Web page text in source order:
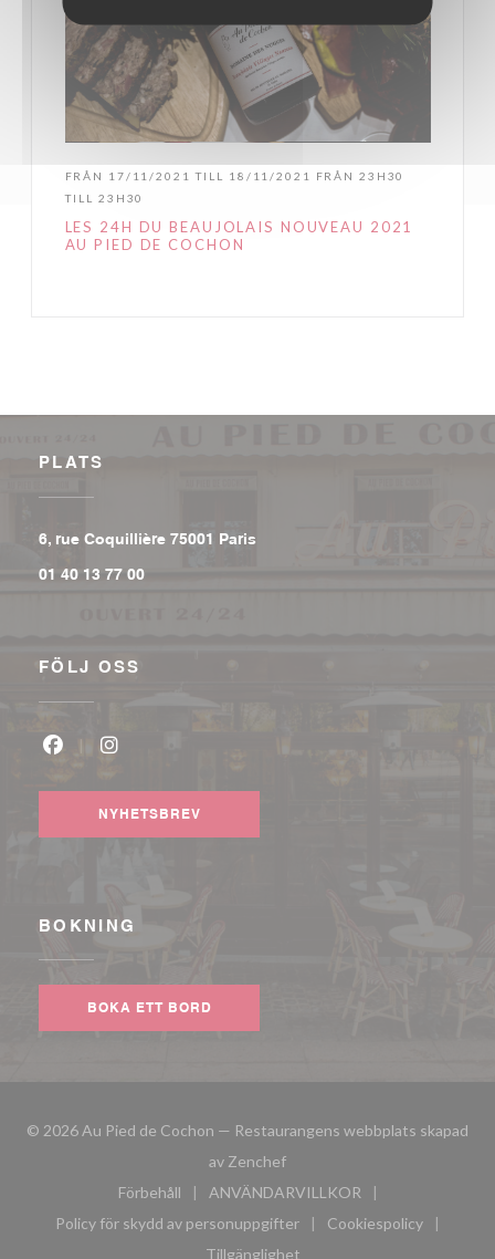
FRÅN 17/11/2021 TILL 18/11/2021 FRÅN 23H30
TILL 23H30
LES 24H DU BEAUJOLAIS NOUVEAU 2021
AU PIED DE COCHON
PLATS
6, rue Coquillière 75001 Paris
01 40 13 77 00
FÖLJ OSS
NYHETSBREV
BOKNING
BOKA ETT BORD
© 2026 Au Pied de Cochon — Restaurangens webbplats skapad
av Zenchef((öppnas i ett nytt fönster))
Förbehåll
((öppnas i ett nytt fönster))
ANVÄNDARVILLKOR
((öppnas i ett nytt fönster))
Policy för skydd av personuppgifter
((öppnas i ett nytt fönster))
Cookiespolicy
((öppnas i ett
Tillgänglighet